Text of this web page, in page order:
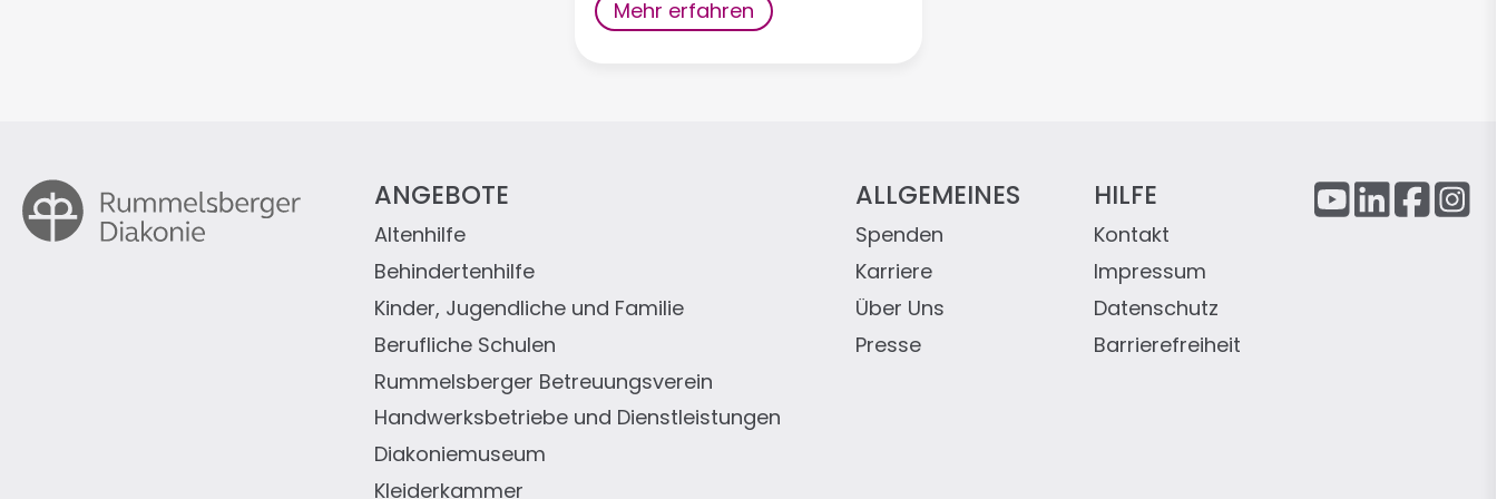
Mehr erfahren
Fußzeile
ANGEBOTE
Altenhilfe
Behindertenhilfe
Kinder, Jugendliche und Familie
Berufliche Schulen
Rummelsberger Betreuungsverein
Handwerksbetriebe und Dienstleistungen
Diakoniemuseum
Kleiderkammer
ALLGEMEINES
Spenden
Karriere
Über Uns
Presse
HILFE
Kontakt
Impressum
Datenschutz
Barrierefreiheit